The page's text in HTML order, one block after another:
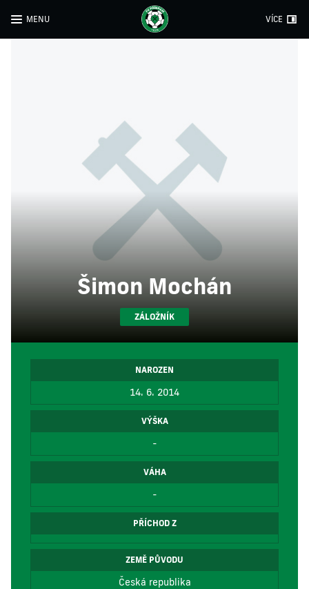
MENU VÍCE
Šimon Mochán
ZÁLOŽNÍK
NAROZEN
14. 6. 2014
VÝŠKA
-
VÁHA
-
PŘÍCHOD Z
ZEMĚ PŮVODU
Česká republika